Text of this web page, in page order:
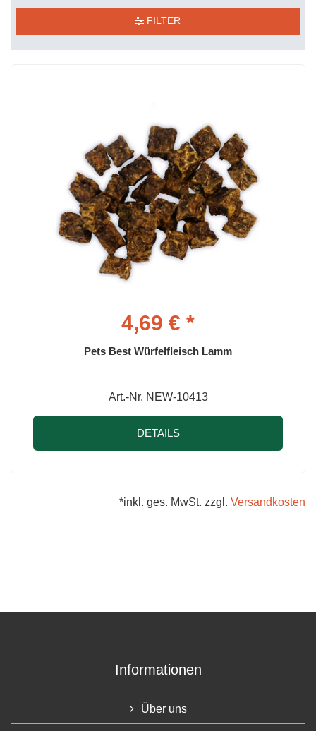
FILTER
4,69 € *
Pets Best Würfelfleisch Lamm
Art.-Nr. NEW-10413
DETAILS
*inkl. ges. MwSt. zzgl. Versandkosten
Informationen
Über uns